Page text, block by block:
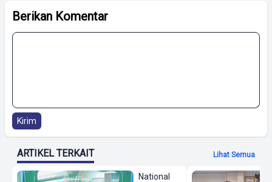
Berikan Komentar
Kirim
ARTIKEL TERKAIT Lihat Semua
National